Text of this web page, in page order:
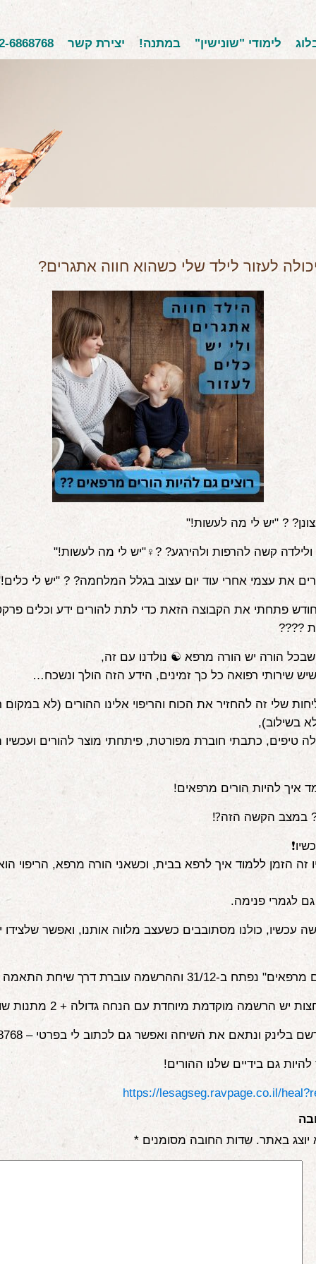
לימודי "שונישין" במתנה! יצירת קשר 6868768
לעזור לילד שלי כשהוא חווה אתגרים?
? "יש לי מה לעשות!"
קשה להרפות ולהירגע? ?‍♀️"יש לי מה לעשות!"
את עצמי אחרי עוד יום עצוב בגלל המלחמה? ? "יש לי
פתחתי את הקבוצה הזאת כדי לתת להורים ידע וכלים
?‍?‍?‍?
שבכל הורה יש הורה מרפא ☯️ נולדנו עם זה,
שירותי רפואה כל כך זמינים, הידע הזה הולך ונשכח…
שלי זה להחזיר את הכוח והריפוי אלינו ההורים (לא במקום
בשילוב),
טיפים, כתבתי חוברת מפורטת, פיתחתי מוצר להורים
איך להיות הורים מרפאים!
במצב הקשה הזה⁉️
זה הזמן ללמוד איך לרפא בבית, וכשאני הורה מרפא, הריפוי
גם לגמרי פנימה.
עכשיו, כולנו מסתובבים כשעצב מלווה אותנו, ואפשר שלצידו
31/12 וההרשמה עוברת דרך שיחת התאמה איתי ?
יש הרשמה מוקדמת מיוחדת עם הנחה גדולה + 2 מתנות שוות ?
בלינק ונתאם את השיחה ואפשר גם לכתוב לי בפרטי – 0526868768.
להיות גם בידיים שלנו ההורים!
https://lesagseg.ravpage.co.il/
יוצג באתר. שדות החובה מסומנים *